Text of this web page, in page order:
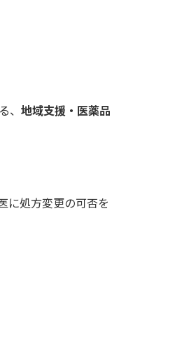
、 地域支援・医薬品
に処方変更の可否を